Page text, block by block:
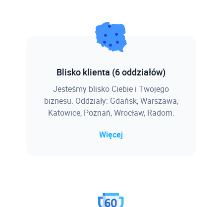
Blisko klienta (6 oddziałów)
Jesteśmy blisko Ciebie i Twojego
biznesu. Oddziały: Gdańsk, Warszawa,
Katowice, Poznań, Wrocław, Radom.
Więcej